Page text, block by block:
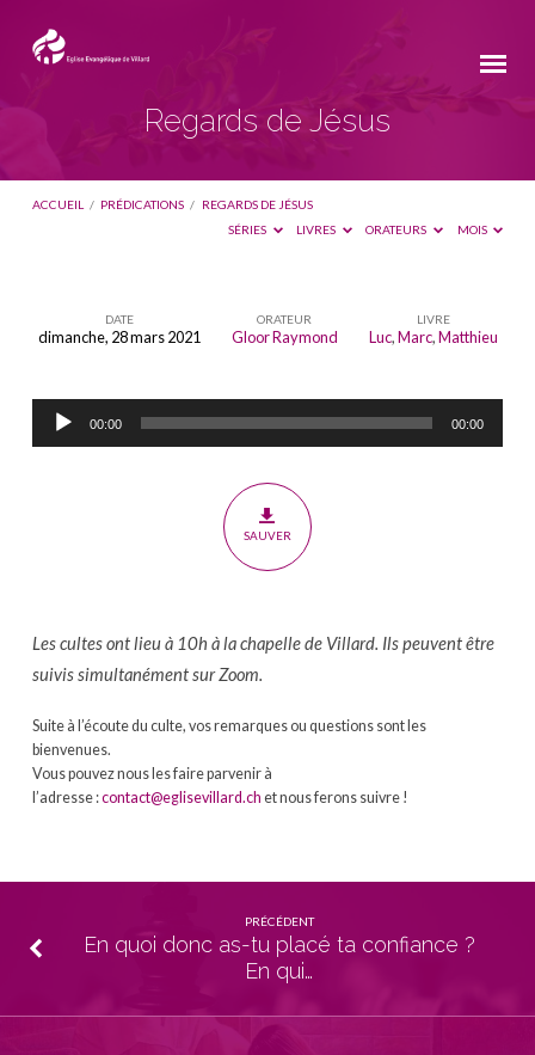
Regards de Jésus
ACCUEIL / PRÉDICATIONS / REGARDS DE JÉSUS
SÉRIES
LIVRES ORATEURS MOIS
Regards
Jésus
DATE
dimanche, 28 mars 2021
ORATEUR
Gloor Raymond
LIVRE
Luc,Marc,Matthieu
Lecteur
audio
00:00 00:00
SAUVER
Les cultes ont lieu à 10h à la chapelle de Villard. Ils peuvent être
suivis simultanément sur Zoom.
Suite à l’écoute du culte, vos remarques ou questions sont les
bienvenues.
Vous pouvez nous les faire parvenir à
l’adresse :contact@eglisevillard.ch et nous ferons suivre !
PRÉCÉDENT
En quoi donc as-tu placé ta confiance ?
En qui…